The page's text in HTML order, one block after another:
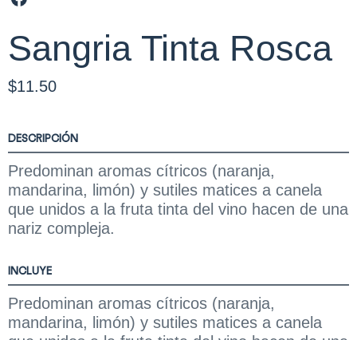
Sangria Tinta Rosca
$11.50
DESCRIPCIÓN
Predominan aromas cítricos (naranja,
mandarina, limón) y sutiles matices a canela
que unidos a la fruta tinta del vino hacen de una
nariz compleja.
INCLUYE
Predominan aromas cítricos (naranja,
mandarina, limón) y sutiles matices a canela